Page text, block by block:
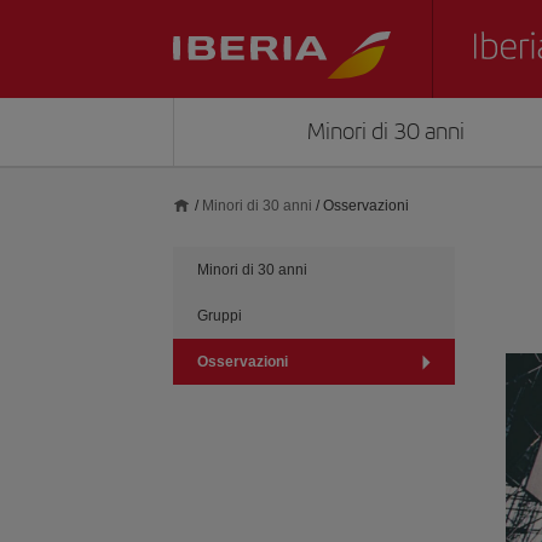
Minori di 30 anni
/ Minori di 30 anni / Osservazioni
Minori di 30 anni
Gruppi
Osservazioni